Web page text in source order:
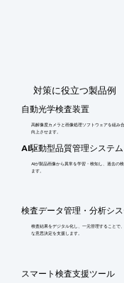
​対策に役立つ製品例
自動光学検査装置
高解像度カメラと画像処理ソフトウェアを組み
向上させます。
AI駆動型品質管理システム
AIが製品画像から異常を学習・検知し、過去の
ます。
検査データ管理・分析シ
検査結果をデジタル化し、一元管理することで
な意思決定を支援します。
スマート検査支援ツール